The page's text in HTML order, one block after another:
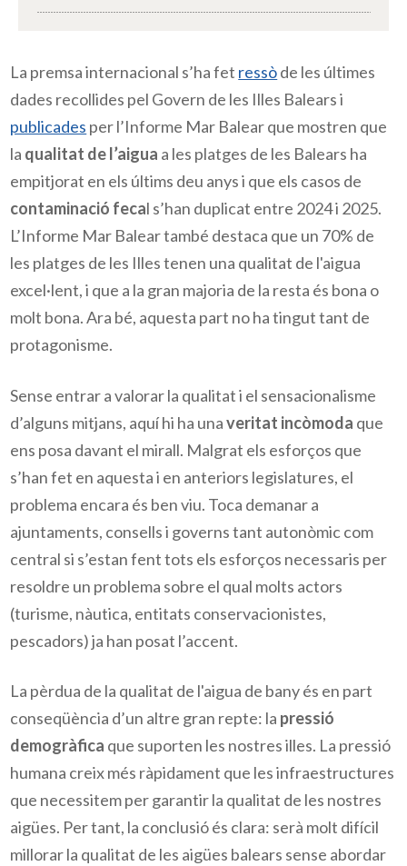
La premsa internacional s’ha fet ressò de les últimes
publicades per l’Informe Mar Balear que mostren que
la qualitat de l’aigua a les platges de les Balears ha
contaminació fecal s’han duplicat entre 2024 i 2025.
L’Informe Mar Balear també destaca que un 70% de
les platges de les Illes tenen una qualitat de l'aigua
excel·lent, i que a la gran majoria de la resta és bona o
molt bona. Ara bé, aquesta part no ha tingut tant de
protagonisme.
Sense entrar a valorar la qualitat i el sensacionalisme
d’alguns mitjans, aquí hi ha una veritat incòmoda que
ens posa davant el mirall. Malgrat els esforços que
s’han fet en aquesta i en anteriors legislatures, el
problema encara és ben viu. Toca demanar a
ajuntaments, consells i governs tant autonòmic com
central si s’estan fent tots els esforços necessaris per
resoldre un problema sobre el qual molts actors
(turisme, nàutica, entitats conservacionistes,
pescadors) ja han posat l’accent.
La pèrdua de la qualitat de l'aigua de bany és en part
conseqüència d’un altre gran repte: la pressió
demogràfica que suporten les nostres illes. La pressió
humana creix més ràpidament que les infraestructures
que necessitem per garantir la qualitat de les nostres
aigües. Per tant, la conclusió és clara: serà molt difícil
millorar la qualitat de les aigües balears sense abordar